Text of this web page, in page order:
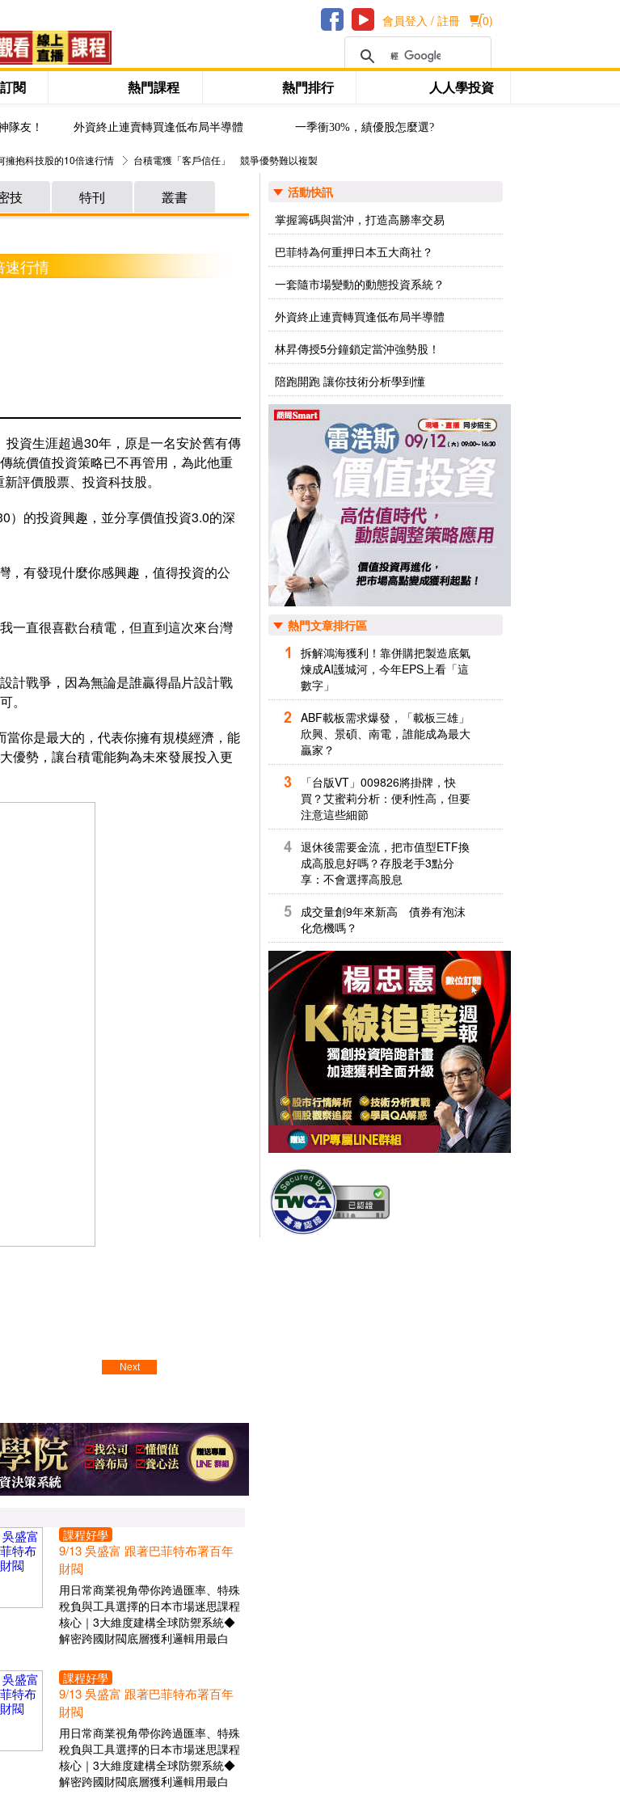
(0)
會員登入 / 註冊
閱 熱門課程 熱門排行 人人學投資
隊友！ 外資終止連賣轉買逢低布局半導體 一季衝30%，績優股怎麼選?
抱科技股的10倍速行情 台積電獲「客戶信任」 競爭優勢難以複製
技 特刊 叢書
行情
投資生涯超過30年，原是一名安於舊有傳
統價值投資策略已不再管用，為此他重
評價股票、投資科技股。
）的投資興趣，並分享價值投資3.0的深
，有發現什麼你感興趣，值得投資的公
一直很喜歡台積電，但直到這次來台灣
計戰爭，因為無論是誰贏得晶片設計戰
。
你是最大的，代表你擁有規模經濟，能
優勢，讓台積電能夠為未來發展投入更
Next
課程好學
9/13 吳盛富 跟著巴菲特布署百年
財閥
用日常商業視角帶你跨過匯率、特殊
稅負與工具選擇的日本市場迷思課程
核心｜3大維度建構全球防禦系統◆
解密跨國財閥底層獲利邏輯用最白
課程好學
9/13 吳盛富 跟著巴菲特布署百年
財閥
用日常商業視角帶你跨過匯率、特殊
稅負與工具選擇的日本市場迷思課程
核心｜3大維度建構全球防禦系統◆
解密跨國財閥底層獲利邏輯用最白
活動快訊
掌握籌碼與當沖，打造高勝率交易
巴菲特為何重押日本五大商社？
一套隨市場變動的動態投資系統？
外資終止連賣轉買逢低布局半導體
林昇傳授5分鐘鎖定當沖強勢股！
陪跑開跑 讓你技術分析學到懂
熱門文章排行區
拆解鴻海獲利！靠併購把製造底氣
煉成AI護城河，今年EPS上看「這
數字」
ABF載板需求爆發，「載板三雄」
欣興、景碩、南電，誰能成為最大
贏家？
「台版VT」009826將掛牌，快
買？艾蜜莉分析：便利性高，但要
注意這些細節
退休後需要金流，把市值型ETF換
成高股息好嗎？存股老手3點分
享：不會選擇高股息
成交量創9年來新高 債券有泡沫
化危機嗎？